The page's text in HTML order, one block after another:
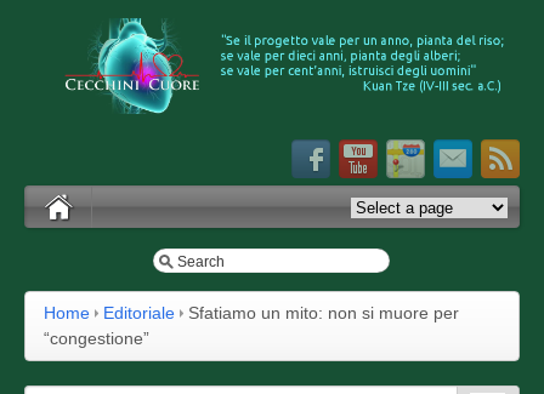
Home Editoriale
Sfatiamo un mito: non si muore per
“congestione”